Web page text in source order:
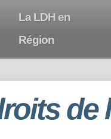
La LDH en
Région
de